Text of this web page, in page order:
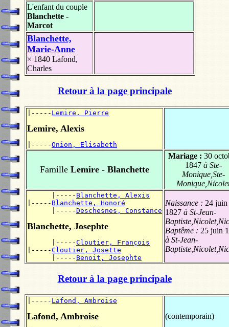
L'enfant du couple
Blanchette -
Marcot
Blanchette,
Marie-Anne
× 1840 Lafond,
Charles
Retour à la page principale
|----- Lemire, Pierre
Lemire, Alexis
|-----Onion, Elisabeth
Famille Lemire - Blanchette
Mariage : 30
1847à Ste-
Monique,Ste-
      |-----
Blanchette, Alexis
|----- Blanchette, Honoré
      |-----
Deschesnes, Constance
Blanchette, Josephte
      |-----
Cloutier, François
|-----Cloutier, Josette
      |-----
Benoit, Josephte
Naissance : 24 juin
1827 à St-Jean-
Baptême : 25 juin
à St-Jean-
Retour à la page principale
|----- Lafond, Ambroise
Lafond, Ambroise (contemporain)